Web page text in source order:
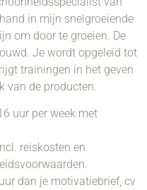
in mijn snelgroeiende
om door te groeien. De
Je wordt opgeleid tot
trainingen in het geven
van de producten.
uur per week met
reiskosten en
dan je motivatiebrief, cv